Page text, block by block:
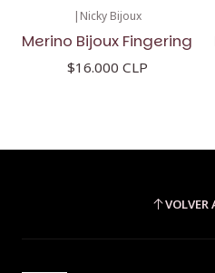
| Nicky Bijoux
Merino Bijoux Fingering
$16.000 CLP
VOLVER